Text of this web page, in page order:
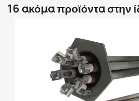
16 ακόμα προϊόντα στην